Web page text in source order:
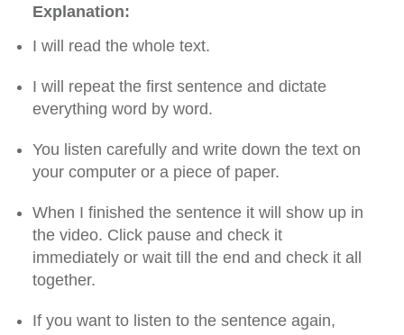
Explanation:
I will read the whole text.
I will repeat the first sentence and dictate
everything word by word.
You listen carefully and write down the text on
your computer or a piece of paper.
When I finished the sentence it will show up in
the video. Click pause and check it
immediately or wait till the end and check it all
together.
If you want to listen to the sentence again,